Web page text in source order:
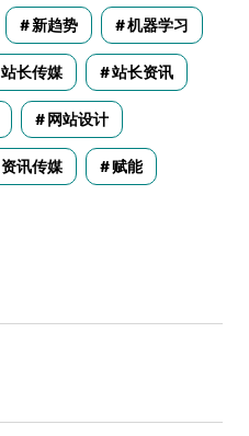
新趋势 机器学习
站长传媒 站长资讯
网站设计
资讯传媒 赋能